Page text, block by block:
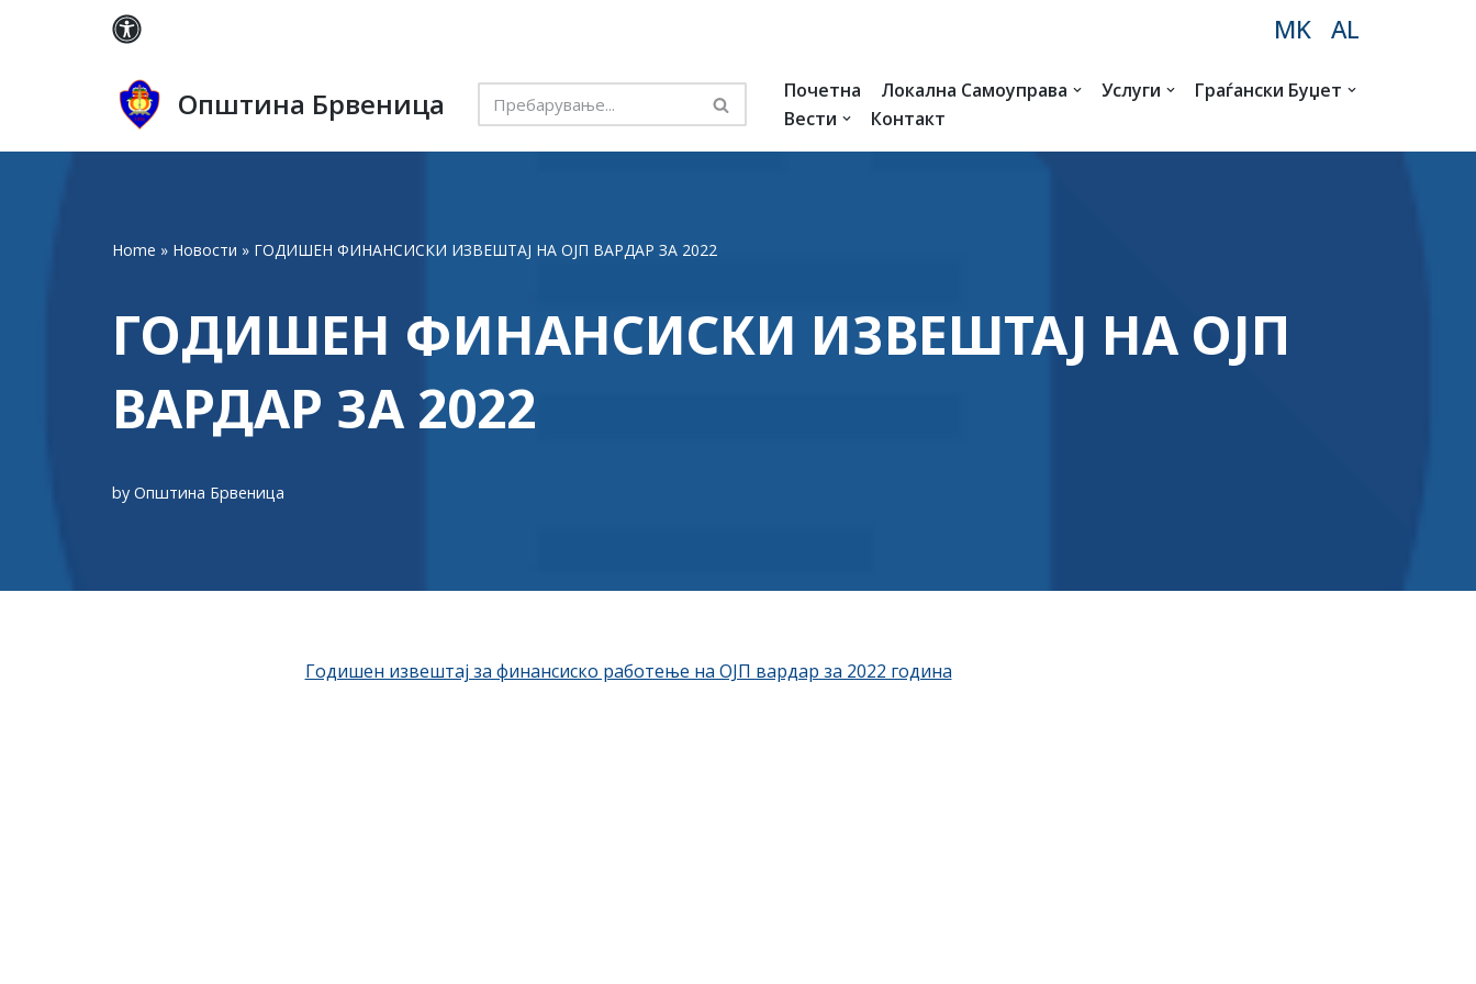
MK AL
Општина Брвеница Почетна Локална Самоуправа Услуги
Граѓански Буџет
Вести
Контакт
Home » Новости » ГОДИШЕН ФИНАНСИСКИ ИЗВЕШТАЈ НА ОЈП ВАРДАР ЗА 2022
ГОДИШЕН ФИНАНСИСКИ ИЗВЕШТАЈ НА ОЈП
ВАРДАР ЗА 2022
by Општина Брвеница
Годишен извештај за финансиско работење на ОЈП вардар за 2022 година